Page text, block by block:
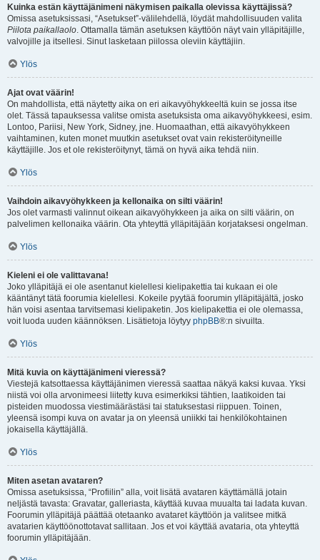
Kuinka estän käyttäjänimeni näkymisen paikalla olevissa käyttäjissä?
Omissa asetuksissasi, “Asetukset”-välilehdellä, löydät mahdollisuuden valita
Piilota paikallaolo. Ottamalla tämän asetuksen käyttöön näyt vain ylläpitäjille,
valvojille ja itsellesi. Sinut lasketaan piilossa oleviin käyttäjiin.
Ylös
Ajat ovat väärin!
On mahdollista, että näytetty aika on eri aikavyöhykkeeltä kuin se jossa itse
olet. Tässä tapauksessa valitse omista asetuksista oma aikavyöhykkeesi, esim.
Lontoo, Pariisi, New York, Sidney, jne. Huomaathan, että aikavyöhykkeen
vaihtaminen, kuten monet muutkin asetukset ovat vain rekisteröityneille
käyttäjille. Jos et ole rekisteröitynyt, tämä on hyvä aika tehdä niin.
Ylös
Vaihdoin aikavyöhykkeen ja kellonaika on silti väärin!
Jos olet varmasti valinnut oikean aikavyöhykkeen ja aika on silti väärin, on
palvelimen kellonaika väärin. Ota yhteyttä ylläpitäjään korjataksesi ongelman.
Ylös
Kieleni ei ole valittavana!
Joko ylläpitäjä ei ole asentanut kielellesi kielipakettia tai kukaan ei ole
kääntänyt tätä foorumia kielellesi. Kokeile pyytää foorumin ylläpitäjältä, josko
hän voisi asentaa tarvitsemasi kielipaketin. Jos kielipakettia ei ole olemassa,
voit luoda uuden käännöksen. Lisätietoja löytyy phpBB®:n sivuilta.
Ylös
Mitä kuvia on käyttäjänimeni vieressä?
Viestejä katsottaessa käyttäjänimen vieressä saattaa näkyä kaksi kuvaa. Yksi
niistä voi olla arvonimeesi liitetty kuva esimerkiksi tähtien, laatikoiden tai
pisteiden muodossa viestimäärästäsi tai statuksestasi riippuen. Toinen,
yleensä isompi kuva on avatar ja on yleensä uniikki tai henkilökohtainen
jokaisella käyttäjällä.
Ylös
Miten asetan avataren?
Omissa asetuksissa, “Profiilin” alla, voit lisätä avataren käyttämällä jotain
neljästä tavasta: Gravatar, galleriasta, käyttää kuvaa muualta tai ladata kuvan.
Foorumin ylläpitäjä päättää otetaanko avataret käyttöön ja valitsee mitkä
avatarien käyttöönottotavat sallitaan. Jos et voi käyttää avataria, ota yhteyttä
foorumin ylläpitäjään.